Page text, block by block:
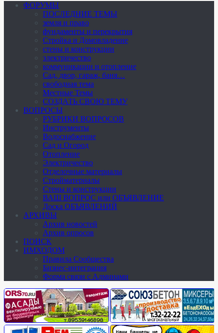
ФОРУМЫ
ПОСЛЕДНИЕ ТЕМЫ
земля и право
фундаменты и перекрытия
Стройка и Домовладение
стены и конструкции
электричество
коммуникации и отопление
Cад, двор, гараж, баня…
свободная тема
Местные Темы
СОЗДАТЬ СВОЮ ТЕМУ
ВОПРОСЫ
РУБРИКИ ВОПРОСОВ
Инструменты
Водоснабжение
Сад и Огород
Отопление
Электричество
Отделочные материалы
Стройматериалы
Стены и конструкции
ВАШ ВОПРОС или ОБЪЯВЛЕНИЕ
Доска ОБЪЯВЛЕНИЙ
АРХИВЫ
Архив новостей
Архив опросов
ПОИСК
ИМХОДОМ
Правила Сообщества
Бизнес-интеграция
Форма связи с Админами